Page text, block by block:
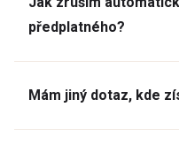
předplatného?
Mám jiný dotaz, kde